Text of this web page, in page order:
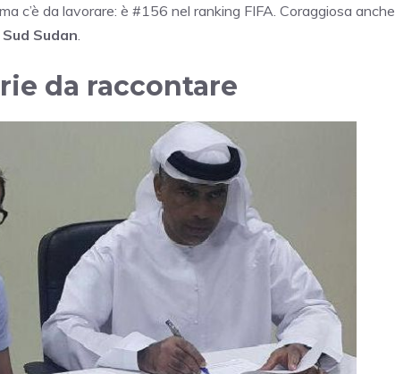
c’è da lavorare: è #156 nel ranking FIFA. Coraggiosa anche
Sud Sudan
da raccontare